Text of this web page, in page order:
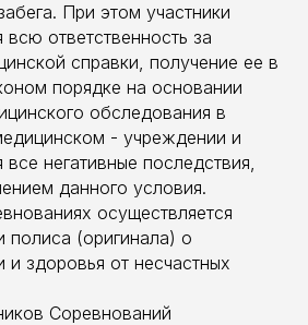
При этом участники
ответственность за
справки, получение ее в
порядке на основании
обследования в
- учреждении и
негативные последствия,
данного условия.
осуществляется
полиса (оригинала) о
и здоровья от несчастных
Соревнований